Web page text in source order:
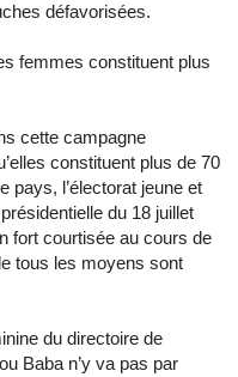
défavorisées.
femmes constituent plus
cette campagne
constituent plus de 70
pays, l’électorat jeune et
du 18 juillet
fort courtisée au cours de
tous les moyens sont
du directoire de
Baba n’y va pas par